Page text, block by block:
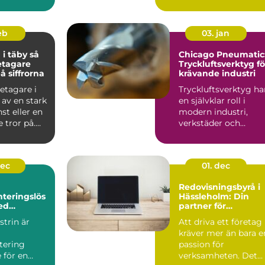
båd...
så
siffrorna
i
en stark
eller en
tror på.
03. jan
Chicago
Tryckluftsverktyg
krävande industri
Tryckluftsverktyg
en självklar roll i
modern industri,
verkstäder och
är
för en
01. dec
Redovisningsbyrå i
Hässleholm: Din
partner för
Att driva ett företag
kräver mer än bara
passion för
verksamheten. Det